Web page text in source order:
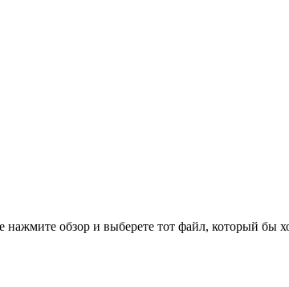
нажмите обзор и выберете тот файл, который бы